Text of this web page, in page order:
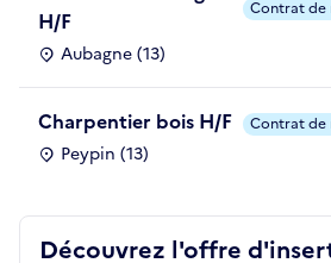
H/F
Aubagne (13)
Contrat de
Charpentier bois H/F
Peypin (13)
Contrat de
Découvrez l'offre